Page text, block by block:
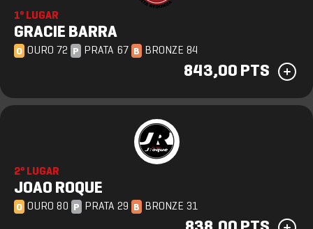
1º LUGAR
GRACIE BARRA
O OURO 72 P PRATA 67 B BRONZE 84
843,00 PTS
2º LUGAR
JOAO ROQUE
O OURO 80 P PRATA 29 B BRONZE 31